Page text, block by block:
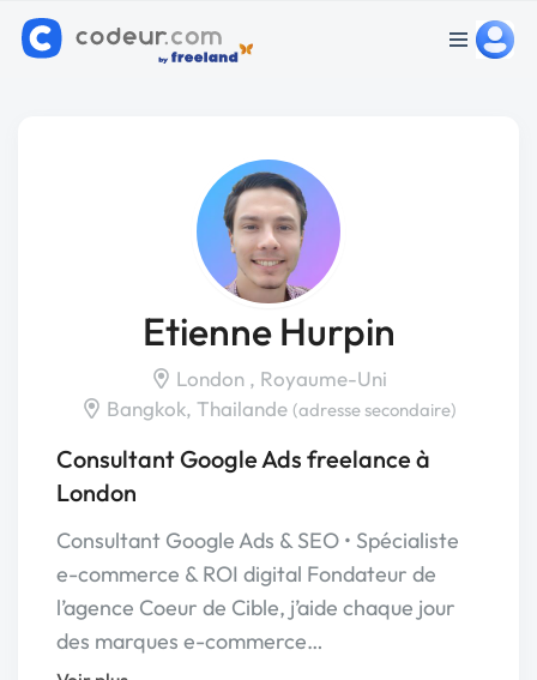
Etienne Hurpin
London , Royaume-Uni
Bangkok, Thailande (adresse secondaire)
Consultant Google Ads freelance à
London
Consultant Google Ads & SEO • Spécialiste
e-commerce & ROI digital Fondateur de
l’agence Coeur de Cible, j’aide chaque jour
des marques e-commerce…